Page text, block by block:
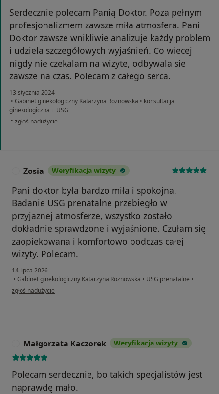
Serdecznie polecam Panią Doktor. Poza pełnym
profesjonalizmem zawsze miła atmosfera. Pani
Doktor zawsze wnikliwie analizuje każdy problem
i udziela szczegółowych wyjaśnień. Co wiecej
nigdy nie czekalam na wizyte, odbywala sie
zawsze na czas. Polecam z całego serca.
13 stycznia 2024
• Gabinet ginekologiczny Katarzyna Rożnowska • konsultacja
ginekologiczna + USG
• w opinii użytkownika AgaKot
zgłoś nadużycie
Zosia Weryfikacja wizyty
Pani doktor była bardzo miła i spokojna.
Badanie USG prenatalne przebiegło w
przyjaznej atmosferze, wszystko zostało
dokładnie sprawdzone i wyjaśnione. Czułam się
zaopiekowana i komfortowo podczas całej
wizyty. Polecam.
14 lipca 2026
• Gabinet ginekologiczny Katarzyna Rożnowska • USG prenatalne •
w opinii użytkownika Zosia
zgłoś nadużycie
Małgorzata Kaczorek Weryfikacja wizyty
Polecam serdecznie, bo takich specjalistów jest
naprawdę mało.